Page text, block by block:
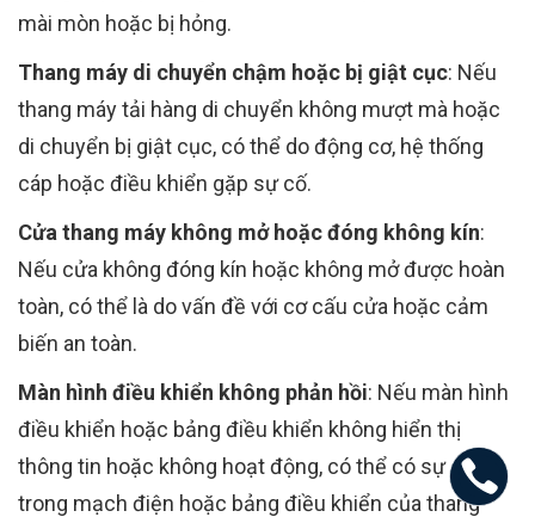
mài mòn hoặc bị hỏng.
Thang máy di chuyển chậm hoặc bị giật cục: Nếu
thang máy tải hàng di chuyển không mượt mà hoặc
di chuyển bị giật cục, có thể do động cơ, hệ thống
cáp hoặc điều khiển gặp sự cố.
Cửa thang máy không mở hoặc đóng không kín:
Nếu cửa không đóng kín hoặc không mở được hoàn
toàn, có thể là do vấn đề với cơ cấu cửa hoặc cảm
biến an toàn.
Màn hình điều khiển không phản hồi: Nếu màn hình
điều khiển hoặc bảng điều khiển không hiển thị
thông tin hoặc không hoạt động, có thể có sự cố
trong mạch điện hoặc bảng điều khiển của thang